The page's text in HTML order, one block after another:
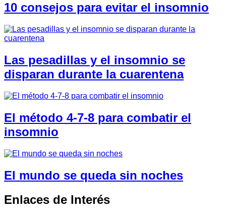
10 consejos para evitar el insomnio
Las pesadillas y el insomnio se
disparan durante la cuarentena
El método 4-7-8 para combatir el
insomnio
El mundo se queda sin noches
Enlaces de Interés